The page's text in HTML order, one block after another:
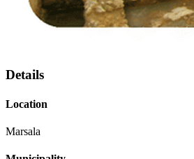
Details
Location
Marsala